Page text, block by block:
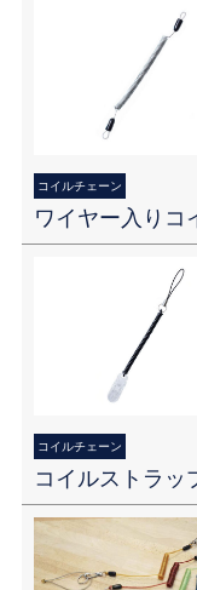
コイルチェーン
ワイヤー入りコ
コイルチェーン
コイルストラッ